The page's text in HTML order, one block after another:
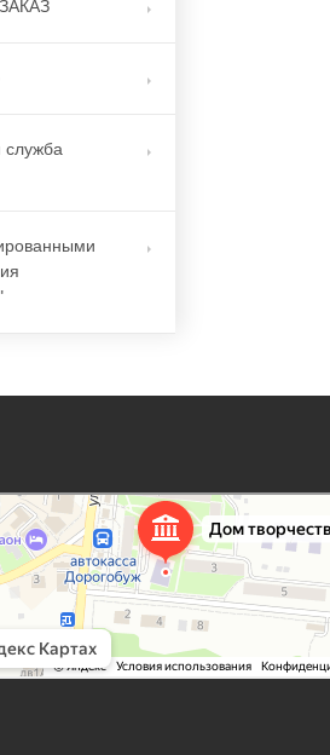
творчества
в Дорогобуже